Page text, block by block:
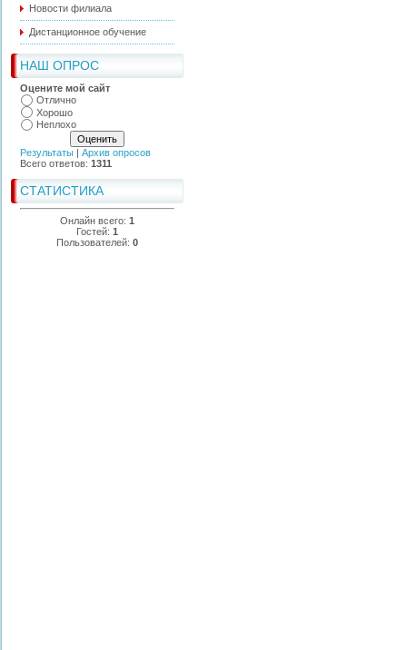
Новости филиала
Дистанционное обучение
НАШ ОПРОС
Оцените мой сайт
Отлично
Хорошо
Неплохо
Результаты | Архив опросов
Всего ответов: 1311
СТАТИСТИКА
Онлайн всего: 1
Гостей: 1
Пользователей: 0